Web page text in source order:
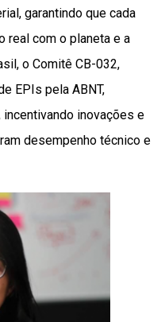
garantindo que cada
real com o planeta e a
o Comitê CB-032,
EPIs pela ABNT,
inovações e
desempenho técnico e